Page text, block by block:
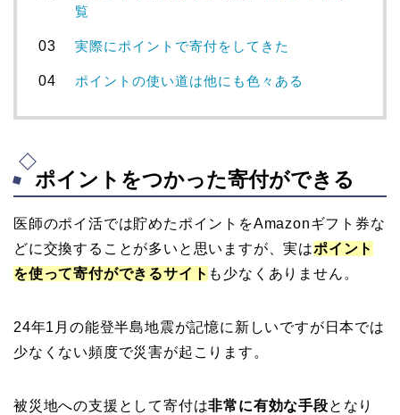
覧
実際にポイントで寄付をしてきた
ポイントの使い道は他にも色々ある
ポイントをつかった寄付ができる
医師のポイ活では貯めたポイントをAmazonギフト券な
どに交換することが多いと思いますが、実はポイント
を使って寄付ができるサイト も少なくありません。
24年1月の能登半島地震が記憶に新しいですが日本では
少なくない頻度で災害が起こります。
被災地への支援として寄付は非常に有効な手段となり